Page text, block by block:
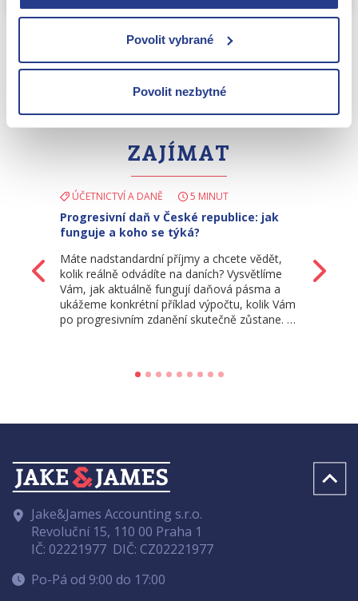
Povolit vybrané
Povolit nezbytné
MOHLO BY VÁS TAKÉ
ZAJÍMAT
Zpět
ÚČETNICTVÍ A DANĚ 5 MINUT
Progresivní daň v České republice: jak
funguje a koho se týká?
Máte nadstandardní příjmy a chcete vědět,
kolik reálně odvádíte na daních? Vysvětlíme
Vám, jak aktuálně fungují daňová pásma a
ukážeme konkrétní příklad výpočtu, kolik Vám
po progresivním zdanění skutečně zůstane. …
Jake&James Accounting s.r.o.
Revoluční 15, 110 00 Praha 1
IČ: 02221977 DIČ: CZ02221977
Po-Pá od 9:00 do 17:00